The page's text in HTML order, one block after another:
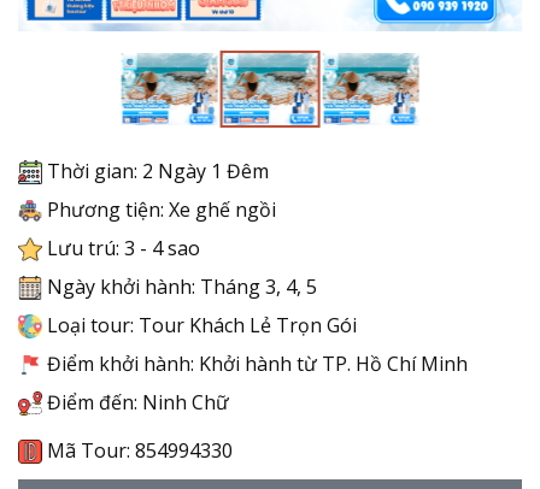
Thời gian: 2 Ngày 1 Đêm
Phương tiện: Xe ghế ngồi
Lưu trú: 3 - 4 sao
Ngày khởi hành: Tháng 3, 4, 5
Loại tour: Tour Khách Lẻ Trọn Gói
Điểm khởi hành: Khởi hành từ TP. Hồ Chí Minh
Điểm đến: Ninh Chữ
Mã Tour: 854994330